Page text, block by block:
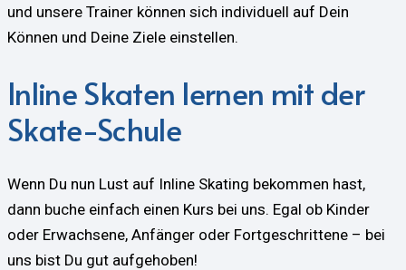
und unsere Trainer können sich individuell auf Dein
Können und Deine Ziele einstellen.
Inline Skaten lernen mit der
Skate-Schule
Wenn Du nun Lust auf Inline Skating bekommen hast,
dann buche einfach einen Kurs bei uns. Egal ob Kinder
oder Erwachsene, Anfänger oder Fortgeschrittene – bei
uns bist Du gut aufgehoben!